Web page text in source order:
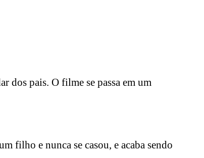
dos pais. O filme se passa em um
filho e nunca se casou, e acaba sendo